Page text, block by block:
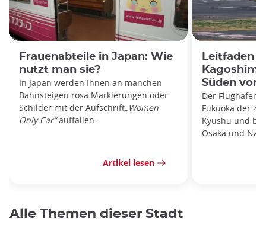
Frauenabteile in Japan: Wie
nutzt man sie?
In Japan werden Ihnen an manchen
Bahnsteigen rosa Markierungen oder
Schilder mit der Aufschrift„Women
Only Car“auffallen.
Artikel lesen
Leitfaden
Süden von
Der Flughafen
Fukuoka der
Kyushu und
Osaka und
Alle Themen dieser Stadt